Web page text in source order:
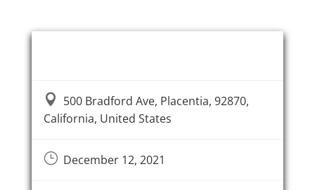
 500 Bradford Ave, Placentia, 92870,
California, United States
}December 12, 2021